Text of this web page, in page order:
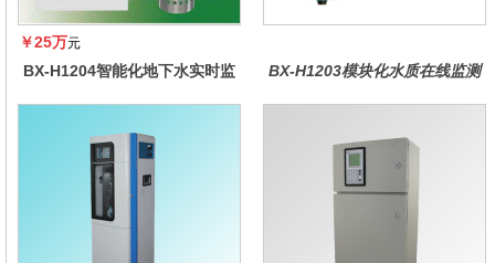
￥25万元
BX-H1204智能化地下水实时监
BX-H1203模块化水质在线监测